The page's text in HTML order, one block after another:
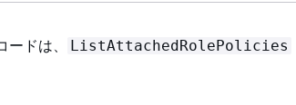
ドは、 ListAttachedRolePolicies